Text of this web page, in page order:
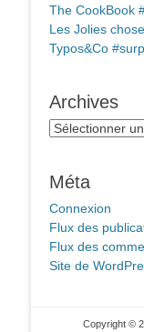
The CookBook
Les Jolies
Typos&Co
Archives
Archives
Méta
Connexion
Flux des
Flux des
Site de
Copyright ©